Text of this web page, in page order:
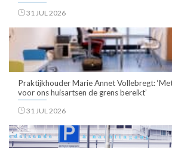
31 JUL 2026
Praktijkhouder Marie Annet Vollebregt:
voor ons huisartsen de grens bereikt’
31 JUL 2026